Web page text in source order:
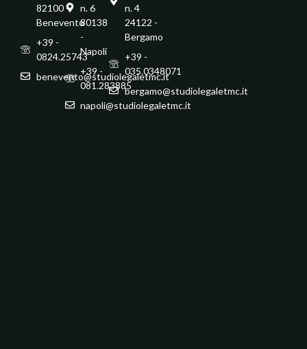
82100 -
Benevento
+39 -
0824.25743
benevento@studiolegaletmc.it
n. 6
80138
-
Napoli
+39 -
081.283885
napoli@studiolegaletmc.it
n. 4
24122 -
Bergamo
+39 -
035.0348071
bergamo@studiolegaletmc.it